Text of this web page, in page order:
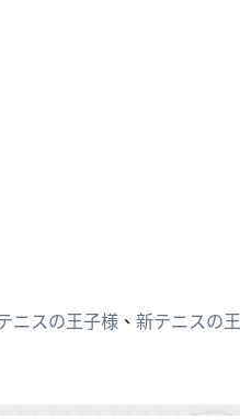
ニスの王子様、 新テニスの